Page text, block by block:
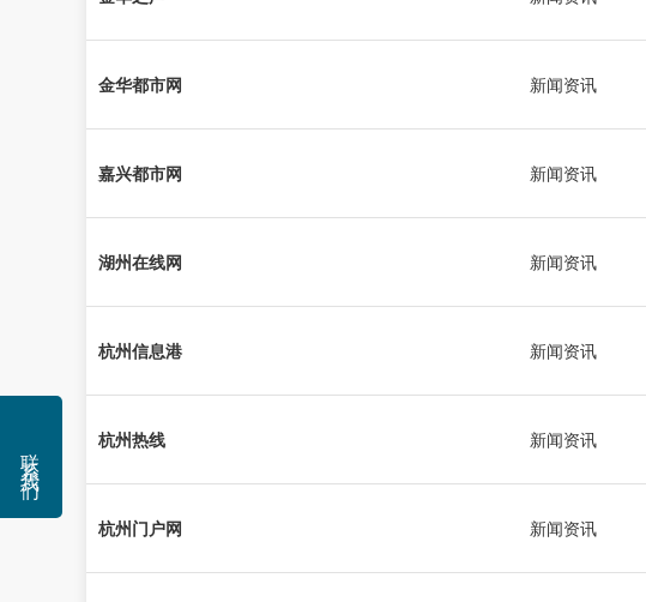
联系我们
金华都市网 新闻资讯
嘉兴都市网 新闻资讯
湖州在线网 新闻资讯
杭州信息港 新闻资讯
杭州热线 新闻资讯
杭州门户网 新闻资讯